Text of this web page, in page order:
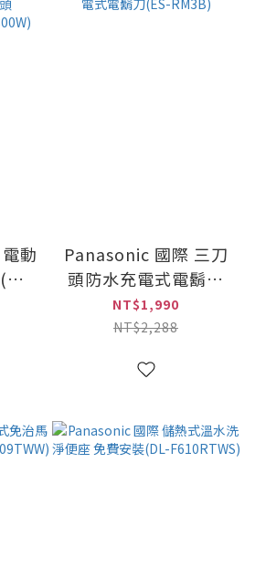
動
)
Panasonic 國際 三刀
頭防水充電式電鬍刀
(ES-RM3B)
NT$1,990
NT$2,288